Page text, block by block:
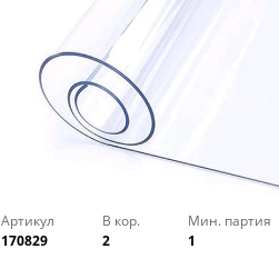
Артикул
170829
В кор.
2
Мин. партия
1